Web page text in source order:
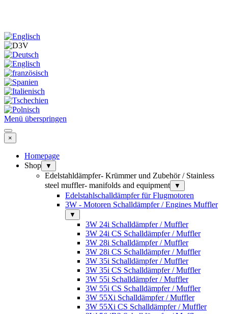
Menü überspringen
×
Homepage
Shop
▼
Edelstahldämpfer- Krümmer und Zubehör / Stainless
steel muffler- manifolds and equipment
▼
Edelstahlschalldämpfer für Flugmotoren
3W - Motoren Schalldämpfer / Engines Muffler
▼
3W 24i Schalldämpfer / Muffler
3W 24i CS Schalldämpfer / Muffler
3W 28i Schalldämpfer / Muffler
3W 28i CS Schalldämpfer / Muffler
3W 35i Schalldämpfer / Muffler
3W 35i CS Schalldämpfer / Muffler
3W 55i Schalldämpfer / Muffler
3W 55i CS Schalldämpfer / Muffler
3W 55Xi Schalldämpfer / Muffler
3W 55Xi CS Schalldämpfer / Muffler